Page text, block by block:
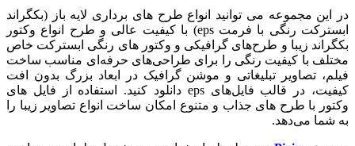
در این مجموعه می توانید انواع طرح های برداری لایه باز (بکگراند
ابسترکت رنگی با فرمت eps) با کیفیت عالی و طرح انواع وکتور
بکگراند زیبا و طرح‌های گرافیکی و وکتور های رنگی ابسترکت خاص
مختلف با کیفیت رنگی را برای طراحی‌های حرفه‌ای مناسب ساخت
فیلم، تصاویر تبلیغاتی و موشن گرافیک در ابعاد بزرگ بدون افت
کیفیت، در قالب فایل‌های eps دانلود کنید. استفاده از فایل های
وکتور با طرح های جذاب و متنوع امکان ساخت انواع تصاویر زیبا را
به شما می‌دهد.